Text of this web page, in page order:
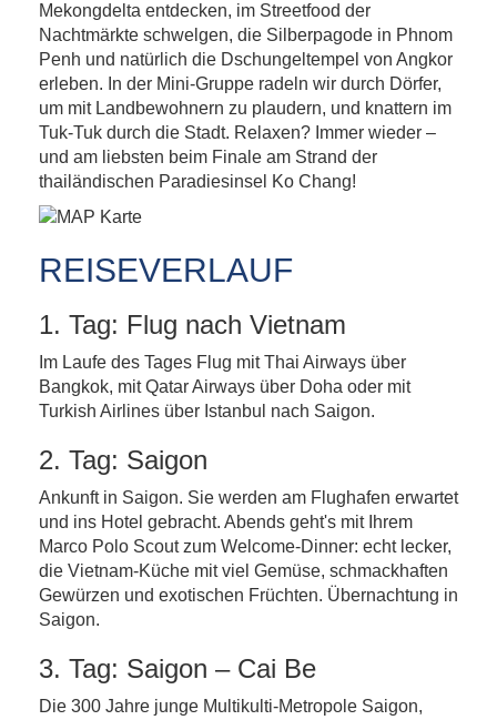
Mekongdelta entdecken, im Streetfood der
Nachtmärkte schwelgen, die Silberpagode in Phnom
Penh und natürlich die Dschungeltempel von Angkor
erleben. In der Mini-Gruppe radeln wir durch Dörfer,
um mit Landbewohnern zu plaudern, und knattern im
Tuk-Tuk durch die Stadt. Relaxen? Immer wieder –
und am liebsten beim Finale am Strand der
thailändischen Paradiesinsel Ko Chang!
REISEVERLAUF
1. Tag: Flug nach Vietnam
Im Laufe des Tages Flug mit Thai Airways über
Bangkok, mit Qatar Airways über Doha oder mit
Turkish Airlines über Istanbul nach Saigon.
2. Tag: Saigon
Ankunft in Saigon. Sie werden am Flughafen erwartet
und ins Hotel gebracht. Abends geht's mit Ihrem
Marco Polo Scout zum Welcome-Dinner: echt lecker,
die Vietnam-Küche mit viel Gemüse, schmackhaften
Gewürzen und exotischen Früchten. Übernachtung in
Saigon.
3. Tag: Saigon – Cai Be
Die 300 Jahre junge Multikulti-Metropole Saigon,